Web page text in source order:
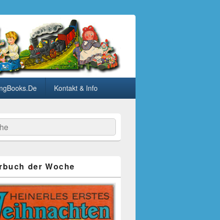
Kontakt & Info
der Woche